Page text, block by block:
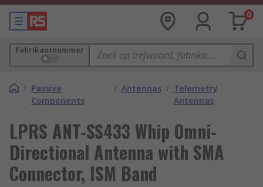
0
Fabrikantnummer
/ Passive
Components
/ Antennas / Telemetry
Antennas
LPRS ANT-SS433 Whip Omni-
Directional Antenna with SMA
Connector, ISM Band